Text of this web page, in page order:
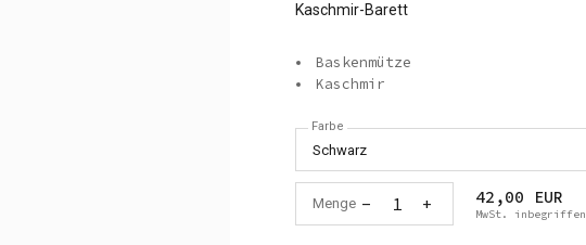
Kaschmir-Barett
Baskenmütze
Kaschmir
Schwarz
Farbe
Menge - 1 + 42,00 EUR
MwSt. inbegriffen